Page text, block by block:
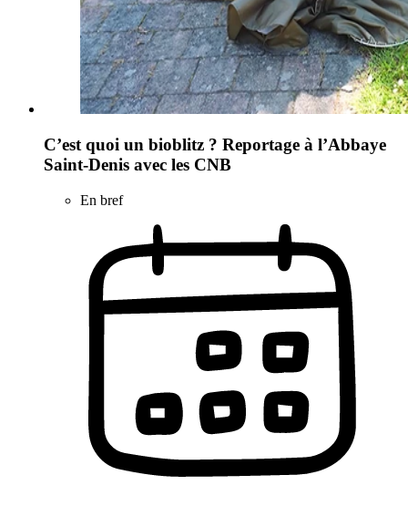
C’est quoi un bioblitz ? Reportage à l’Abbaye
Saint-Denis avec les CNB
En bref